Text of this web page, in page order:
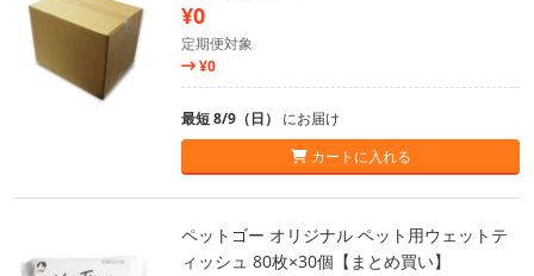
¥0
定期便対象
¥0
最短 8/9（日） にお届け
カートに入れる
ペットゴー オリジナル ペット用ウェットテ
ィッシュ 80枚×30個【まとめ買い】